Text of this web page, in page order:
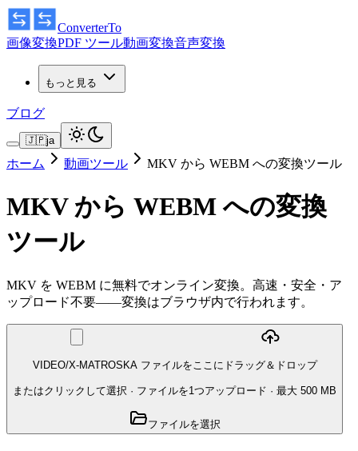
ConverterTo
画像変換PDF ツール動画変換音声変換
もっと見る
ブログ
🇯🇵ja
ホーム 動画ツール MKV から WEBM への変換ツール
MKV から WEBM への変換
ツール
MKV を WEBM に無料でオンライン変換。高速・安全・ア
ップロード不要——変換はブラウザ内で行われます。
VIDEO/X-MATROSKA ファイルをここにドラッグ＆ドロップ
またはクリックして選択 · ファイルを1つアップロード · 最大 500 MB
ファイルを選択